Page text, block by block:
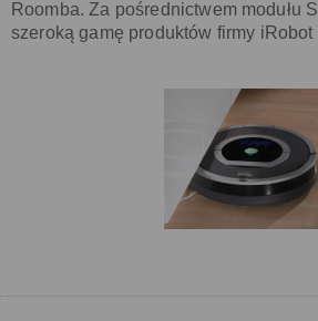
Roomba. Za pośrednictwem modułu
szeroką gamę produktów firmy iRobot